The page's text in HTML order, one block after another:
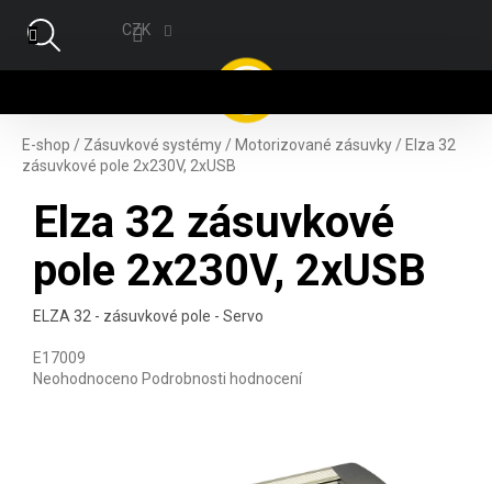
CZK
E-shop / Zásuvkové systémy / Motorizované zásuvky / Elza 32
zásuvkové pole 2x230V, 2xUSB
Elza 32 zásuvkové
pole 2x230V, 2xUSB
ELZA 32 - zásuvkové pole - Servo
E17009
Průměrné hodnocení produktu je 0,0 z 5 hvězdiček.
Neohodnoceno Podrobnosti hodnocení